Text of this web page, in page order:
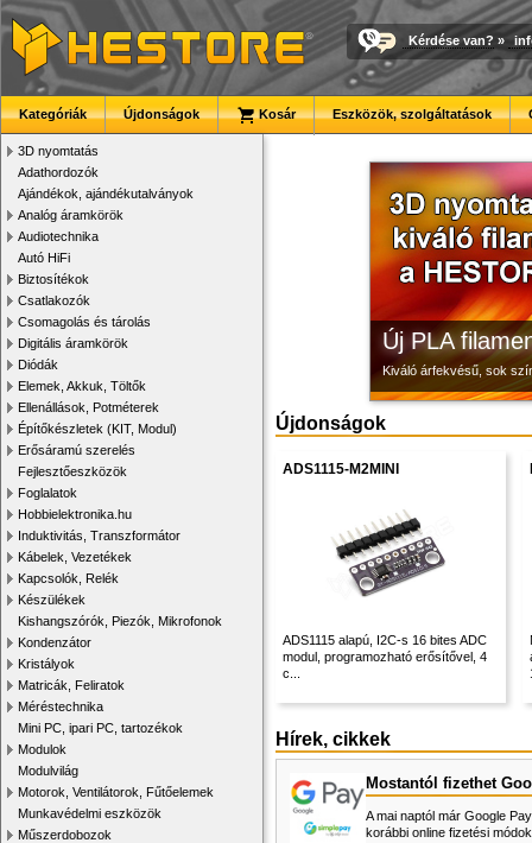
Kérdése van? »
Kategóriák Újdonságok Kosár Eszközök, szolgáltatások
3D nyomtatás
Adathordozók
Ajándékok, ajándékutalványok
Analóg áramkörök
Audiotechnika
Autó HiFi
Biztosítékok
Csatlakozók
Csomagolás és tárolás
Digitális áramkörök
Diódák
Elemek, Akkuk, Töltők
Ellenállások, Potméterek
Építőkészletek (KIT, Modul)
Erősáramú szerelés
Fejlesztőeszközök
Foglalatok
Hobbielektronika.hu
Induktivitás, Transzformátor
Kábelek, Vezetékek
Kapcsolók, Relék
Készülékek
Kishangszórók, Piezók, Mikrofonok
Kondenzátor
Kristályok
Matricák, Feliratok
Méréstechnika
Mini PC, ipari PC, tartozékok
Modulok
Modulvilág
Motorok, Ventilátorok, Fűtőelemek
Munkavédelmi eszközök
Műszerdobozok
Új PLA
Kiváló árfekvésű, sok
3D nyomtató
Modulvilág
Megbízható
Újdonságok
ADS1115-M2MINI
ADS1115 alapú, I2C-s 16 bites ADC
modul, programozható erősítővel, 4
c...
Hírek, cikkek
Mostantól fizethet
A mai naptól már Google
korábbi online fizetési